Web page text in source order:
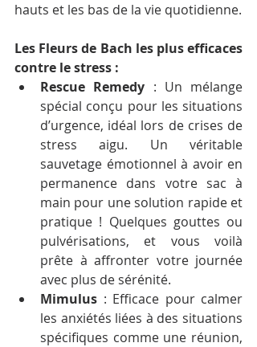
hauts et les bas de la vie quotidienne.
Les Fleurs de Bach les plus efficaces
contre le stress :
Rescue Remedy : Un mélange
spécial conçu pour les situations
d’urgence, idéal lors de crises de
stress aigu. Un véritable
sauvetage émotionnel à avoir en
permanence dans votre sac à
main pour une solution rapide et
pratique ! Quelques gouttes ou
pulvérisations, et vous voilà
prête à affronter votre journée
avec plus de sérénité.
Mimulus : Efficace pour calmer
les anxiétés liées à des situations
spécifiques comme une réunion,